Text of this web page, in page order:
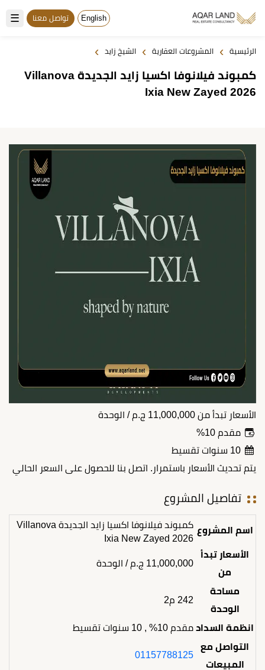
☰ English تواصل معنا
الرئيسية › المشروعات العقارية › الشيخ زايد ›
كمبوند فيلانوفا اكسيا زايد الجديدة Villanova
Ixia New Zayed 2026
الأسعار تبدأ من 11,000,000 ج.م / الوحدة
مقدم 10%
10 سنوات تقسيط
يتم تحديث الأسعار باستمرار. اتصل بنا للحصول على السعر الحالي
تفاصيل المشروع
اسم المشروع
كمبوند فيلانوفا اكسيا زايد الجديدة Villanova
Ixia New Zayed 2026
الأسعار تبدأ
من
11,000,000 ج.م / الوحدة
مساحة
الوحدة
242 م2
انظمة السداد مقدم 10% , 10 سنوات تقسيط
التواصل مع
المبيعات
01157788125